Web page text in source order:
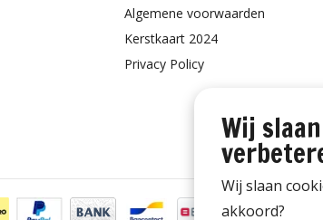
Algemene voorwaarden
Kerstkaart 2024
Privacy Policy
Wij
Wij slaan
akkoord?